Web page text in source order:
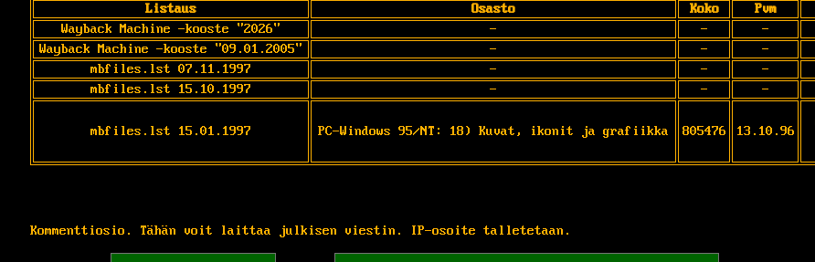
Listaus Osasto Koko Pvm
Wayback Machine -kooste "2026"
- - -
Wayback Machine -kooste "09.01.2005"
- - -
mbfiles.lst 07.11.1997
- - -
mbfiles.lst 15.10.1997
- - -
mbfiles.lst 15.01.1997 PC-Windows 95/NT: 18) Kuvat, ikonit ja grafiikka 805476 13.10.96
Kommenttiosio. Tähän voit laittaa julkisen viestin. IP-osoite talletetaan.